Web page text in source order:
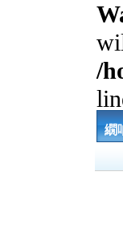
/
繝